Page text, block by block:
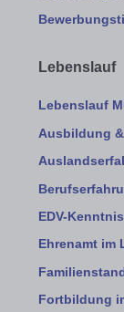
Lebenslauf
Lebenslauf
Ausbildung
EDV-
Ehrenamt im
Fortbildung